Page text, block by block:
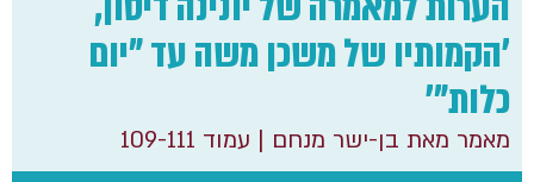
'הקמותיו של משכן משה עד "יום
כלות"'
מאמר מאת בן-ישר מנחם | עמוד 109-111